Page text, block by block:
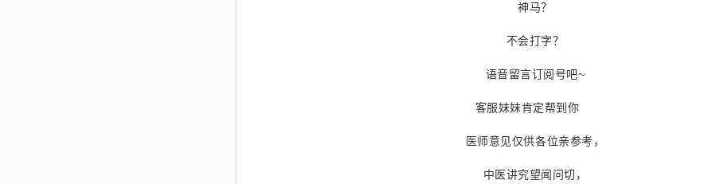
神马？
不会打字？
语音留言订阅号吧~
客服妹妹肯定帮到你
医师意见仅供各位亲参考，
中医讲究望闻问切，